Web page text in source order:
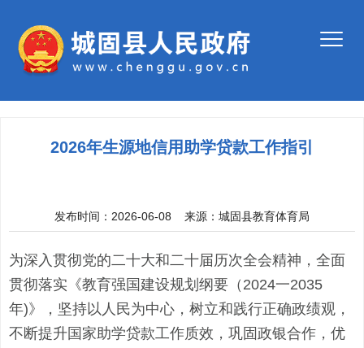
2026年生源地信用助学贷款工作指引
发布时间：2026-06-08 来源： 城固县教育体育局
为深入贯彻党的二十大和二十届历次全会精神，全面
贯彻落实《教育强国建设规划纲要 （ 2024一2035
年)》
， 坚持以人民为中心，树立和践行正确政绩观，
不断提升国家助学贷款工作质效，巩固政银合作，优